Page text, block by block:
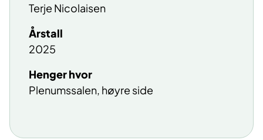
Terje Nicolaisen
Årstall
2025
Henger hvor
Plenumssalen, høyre side